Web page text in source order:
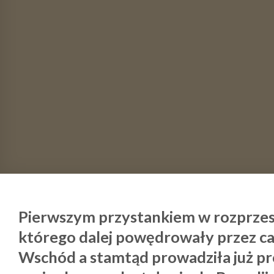
Pierwszym przystankiem w
którego dalej powędrowały przez
Wschód a stamtąd prowadziła już